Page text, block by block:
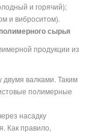
и горячий);
и виброситом).
сырья
продукции из
валками. Таким
полимерные
насадку
Как правило,